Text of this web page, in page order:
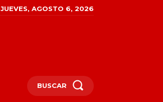
JUEVES, AGOSTO 6, 2026
BUSCAR